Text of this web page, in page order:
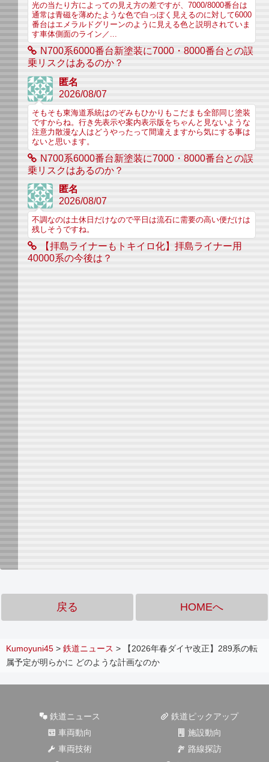
光の当たり方によっての見え方の差ですが、7000/8000番台は
通常は青磁を薄めたような色で白っぽく見えるのに対して6000
番台はエメラルドグリーンのように見える色と説明されていま
す車体側面のライン／...
N700系6000番台新塗装に7000・8000番台との誤
乗リスクはあるのか？
匿名
2026/08/07
そもそも東海道系統はのぞみもひかりもこだまも全部同じ塗装
ですからね。行き先表示や案内表示版をちゃんと見ないような
注意力散漫な人はどうやったって間違えますから気にする事は
ないと思います。
N700系6000番台新塗装に7000・8000番台との誤
乗リスクはあるのか？
匿名
2026/08/07
不調なのは土休日だけなので平日は流石に需要の高い便だけは
残しそうですね。
【拝島ライナーもトキイロ化】拝島ライナー用
40000系の今後は？
戻る HOMEへ
Kumoyuni45 > 鉄道ニュース >
【2026年春ダイヤ改正】289系の転
属予定が明らかに どのような計画なのか
鉄道ニュース
鉄道ピックアップ
車両動向
施設動向
車両技術
路線探訪